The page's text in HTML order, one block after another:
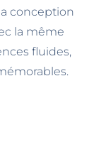
conception
la même
fluides,